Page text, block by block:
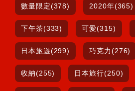
數量限定(378) 2020年(365)
下午茶(333) 可愛(315)
日本旅遊(299) 巧克力(276)
收納(255) 日本旅行(250)